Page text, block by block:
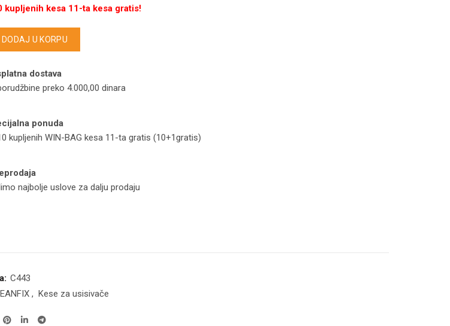
kupljenih kesa 11-ta kesa gratis!
DODAJ U KORPU
dostava
preko 4.000,00 dinara
ponuda
kupljenih WIN-BAG kesa 11-ta gratis (10+1gratis)
najbolje uslove za dalju prodaju
C443
, Kese za usisivače